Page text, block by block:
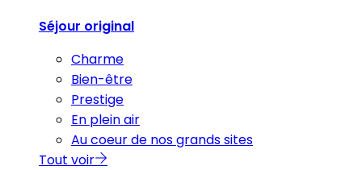
Séjour original
Charme
Bien-être
Prestige
En plein air
Au coeur de nos grands sites
Tout voir